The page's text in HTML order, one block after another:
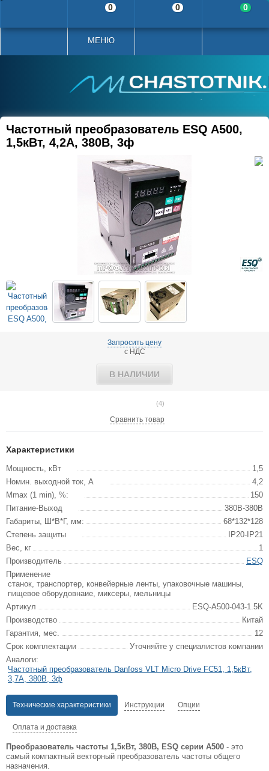
МЕНЮ
Частотный преобразователь ESQ A500,
1,5кВт, 4,2А, 380В, 3ф
Запросить цену
с НДС
В НАЛИЧИИ
(4)
Сравнить товар
Характеристики
Мощность, кВт
1,5
Номин. выходной ток, А
4,2
Mmax (1 min), %:
150
Питание-Выход
380В-380В
Габариты, Ш*В*Г, мм:
68*132*128
Степень защиты
IP20-IP21
Вес, кг
1
Производитель
ESQ
Применение
станок, транспортер, конвейерные ленты, упаковочные машины,
пищевое оборудовнаие, миксеры, мельницы
Артикул
ESQ-A500-043-1.5K
Производство
Китай
Гарантия, мес.
12
Срок комплектации
Уточняйте у специалистов компании
Аналоги:
Частотный преобразователь Danfoss VLT Micro Drive FC51, 1,5кВт,
3,7А, 380В, 3ф
Технические характеристики Инструкции Опции
Оплата и доставка
Преобразователь частоты 1,5кВт, 380В, ESQ серии A500 - это
самый компактный векторный преобразователь частоты общего
назначения.
0 0 0